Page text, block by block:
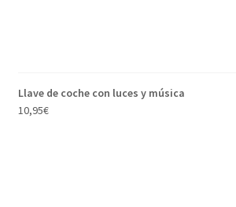
Llave de coche con luces y música
10,95€